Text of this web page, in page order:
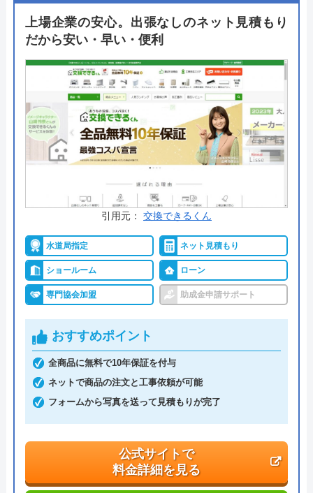
イースマイルでは主要メーカーのTOTO、LIXIL、
Panasonicを主軸にトイレリフォームを展開。施工
特価の台数限定のキャンペーンに出会えた方はラッ
キーかも？
公式サイトで
料金詳細を見る
0120-091-026
受付時間： 24時間
イースマイル の基本情報
運営会社 株式会社イ―スマイル
創業・設立 平成4年6月1日創業
本社所在地
〒542-0066
大阪府大阪市中央区瓦屋町3丁目7-3 イ
上場企業の安心。出張なしのネット見積もり
だから安い・早い・便利
引用元： 交換できるくん
水道局指定 ネット見積もり
ショールーム ローン
専門協会加盟 助成金申請サポート
おすすめポイント
全商品に無料で10年保証を付与
ネットで商品の注文と工事依頼が可能
フォームから写真を送って見積もりが完了
公式サイトで
料金詳細を見る